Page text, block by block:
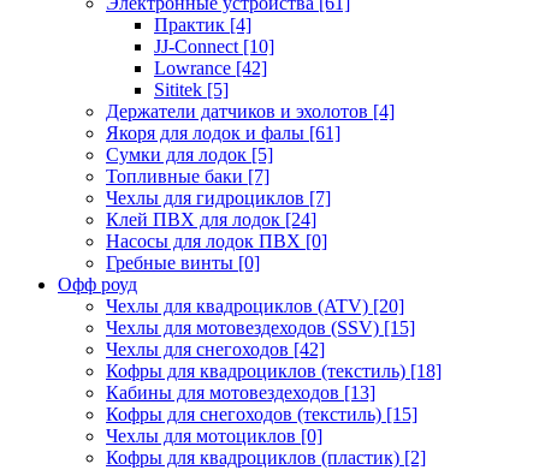
Практик [4]
JJ-Connect [10]
Lowrance [42]
Sititek [5]
Держатели датчиков и эхолотов [4]
Якоря для лодок и фалы [61]
Сумки для лодок [5]
Топливные баки [7]
Чехлы для гидроциклов [7]
Клей ПВХ для лодок [24]
Насосы для лодок ПВХ [0]
Гребные винты [0]
Офф роуд
Чехлы для квадроциклов (ATV) [20]
Чехлы для мотовездеходов (SSV) [15]
Чехлы для снегоходов [42]
Кофры для квадроциклов (текстиль) [18]
Кабины для мотовездеходов [13]
Кофры для снегоходов (текстиль) [15]
Чехлы для мотоциклов [0]
Кофры для квадроциклов (пластик) [2]